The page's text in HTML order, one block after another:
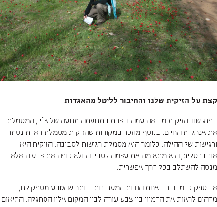
קצת על הזיקית שלנו והחיבור לליטל מהאגדות
בפנג שווי הזיקית מביאה עמה ויוצרת בתנועתה תנועה של צ´י , המסמלת
את אנרגיית החיים. בנוסף מוזכר במקורות שהזיקית מסמלת ראיית נסתר
ורגישות של ההילה. כלומר היא מסמלת רגישות לסביבה. הזיקית היא
אוניברסלית, היא מתאימה את עצמה לסביבה ולא כופה את צבעיה אלא
מנסה להשתלב בכל דרך אפשרית.
אין ספק כי מדובר באחת החיות המעניינות ביותר שהטבע מספק לנו,
מדהים לראות את הדמיון בין צבע עורה לבין המקום אליו הסתגלה. התיאום